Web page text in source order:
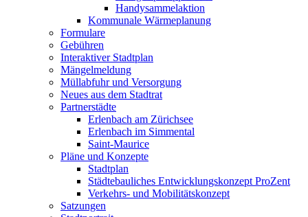
Handysammelaktion
Kommunale Wärmeplanung
Formulare
Gebühren
Interaktiver Stadtplan
Mängelmeldung
Müllabfuhr und Versorgung
Neues aus dem Stadtrat
Partnerstädte
Erlenbach am Zürichsee
Erlenbach im Simmental
Saint-Maurice
Pläne und Konzepte
Stadtplan
Städtebauliches Entwicklungskonzept ProZent
Verkehrs- und Mobilitätskonzept
Satzungen